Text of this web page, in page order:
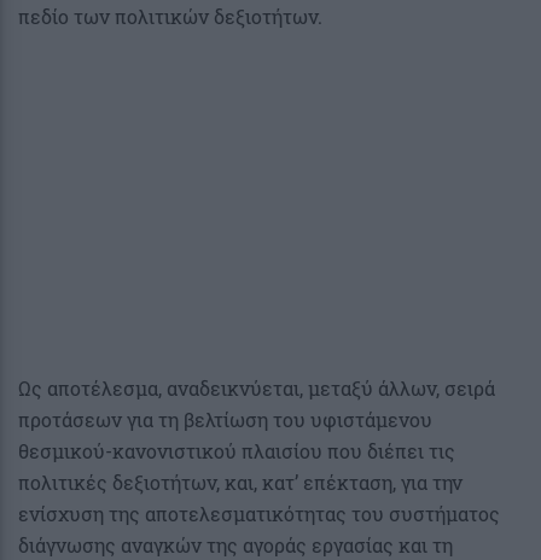
πεδίο των πολιτικών δεξιοτήτων.
Ως αποτέλεσμα, αναδεικνύεται, μεταξύ άλλων, σειρά
προτάσεων για τη βελτίωση του υφιστάμενου
θεσμικού-κανονιστικού πλαισίου που διέπει τις
πολιτικές δεξιοτήτων, και, κατ’ επέκταση, για την
ενίσχυση της αποτελεσματικότητας του συστήματος
διάγνωσης αναγκών της αγοράς εργασίας και τη